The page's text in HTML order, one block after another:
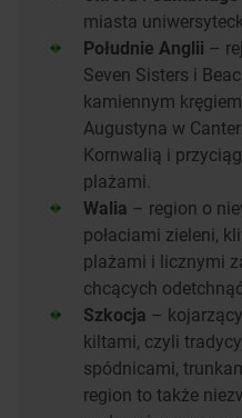
miasta
Południe Anglii –
Seven Sisters i
kamiennym
Augustyna w
Kornwalią i
plażami.
Walia – region o
połaciami zieleni,
plażami i licznymi
chcących
Szkocja –
kiltami, czyli
spódnicami,
region to także